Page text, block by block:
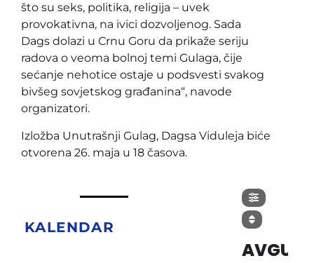
što su seks, politika, religija – uvek
provokativna, na ivici dozvoljenog. Sada
Dags dolazi u Crnu Goru da prikaže seriju
radova o veoma bolnoj temi Gulaga, čije
sećanje nehotice ostaje u podsvesti svakog
bivšeg sovjetskog građanina“, navode
organizatori.
Izložba Unutrašnji Gulag, Dagsa Viduleja biće
otvorena 26. maja u 18 časova.
KALENDAR
AVGUST